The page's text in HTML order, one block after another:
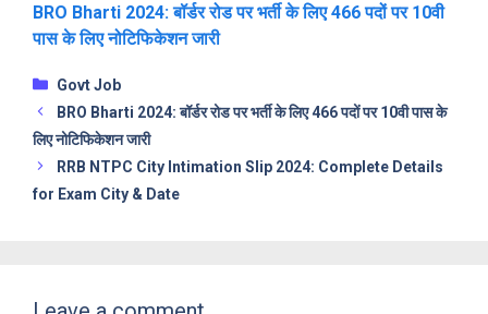
BRO Bharti 2024: बॉर्डर रोड पर भर्ती के लिए 466 पदों पर 10वी
पास के लिए नोटिफिकेशन जारी
Categories
Govt Job
BRO Bharti 2024: बॉर्डर रोड पर भर्ती के लिए 466 पदों पर 10वी पास के
लिए नोटिफिकेशन जारी
RRB NTPC City Intimation Slip 2024: Complete Details
for Exam City & Date